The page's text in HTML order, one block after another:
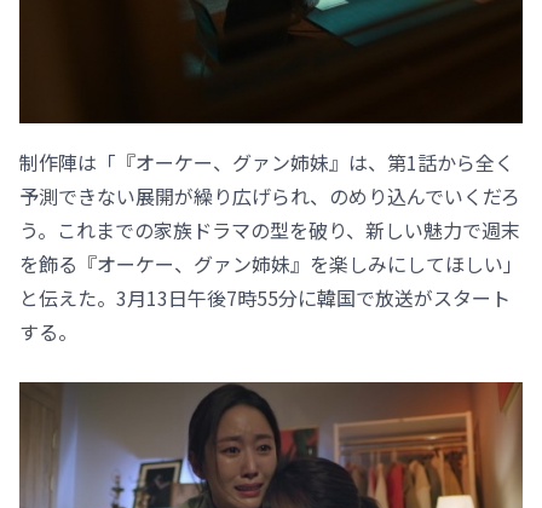
制作陣は「『オーケー、グァン姉妹』は、第1話から全く
予測できない展開が繰り広げられ、のめり込んでいくだろ
う。これまでの家族ドラマの型を破り、新しい魅力で週末
を飾る『オーケー、グァン姉妹』を楽しみにしてほしい」
と伝えた。3月13日午後7時55分に韓国で放送がスタート
する。